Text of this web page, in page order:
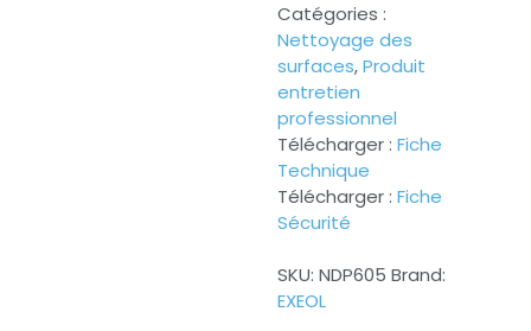
Catégories :
Nettoyage des
surfaces,Produit
entretien
professionnel
Télécharger : Fiche
Technique
Télécharger : Fiche
Sécurité
SKU: NDP605 Brand:
EXEOL